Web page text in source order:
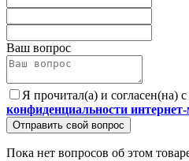
Ваш вопрос
Я прочитал(а) и согласен(на)
конфиденциальности
Отправить свой вопрос
Пока нет вопросов об этом